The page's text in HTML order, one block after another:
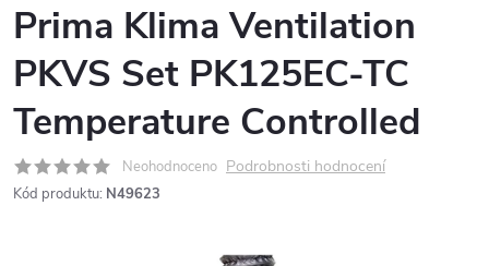
Prima Klima Ventilation
PKVS Set PK125EC-TC
Temperature Controlled
Neohodnoceno Podrobnosti hodnocení
Kód produktu: N49623